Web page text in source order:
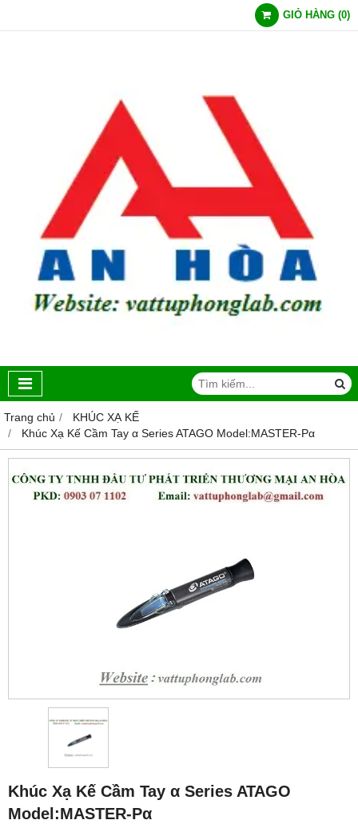
GIỎ HÀNG (0)
Trang chủ
KHÚC XẠ KẾ
Khúc Xạ Kế Cầm Tay α Series ATAGO Model:MASTER-Pα
Khúc Xạ Kế Cầm Tay α Series ATAGO
Model:MASTER-Pα